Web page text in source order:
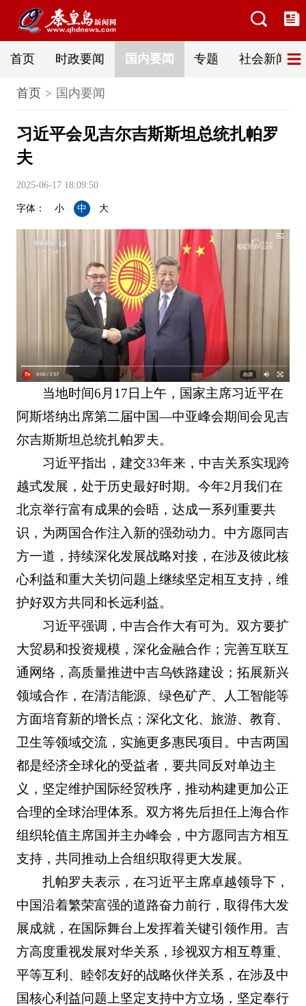
首页 时政要闻 国内要闻 专题 社会新闻
首页 国内要闻
习近平会见吉尔吉斯斯坦总统扎帕罗
夫
2025-06-17 18:09:50
字体： 小 中 大
当地时间6月17日上午，国家主席习近平在
阿斯塔纳出席第二届中国—中亚峰会期间会见吉
尔吉斯斯坦总统扎帕罗夫。
习近平指出，建交33年来，中吉关系实现跨
越式发展，处于历史最好时期。今年2月我们在
北京举行富有成果的会晤，达成一系列重要共
识，为两国合作注入新的强劲动力。中方愿同吉
方一道，持续深化发展战略对接，在涉及彼此核
心利益和重大关切问题上继续坚定相互支持，维
护好双方共同和长远利益。
习近平强调，中吉合作大有可为。双方要扩
大贸易和投资规模，深化金融合作；完善互联互
通网络，高质量推进中吉乌铁路建设；拓展新兴
领域合作，在清洁能源、绿色矿产、人工智能等
方面培育新的增长点；深化文化、旅游、教育、
卫生等领域交流，实施更多惠民项目。中吉两国
都是经济全球化的受益者，要共同反对单边主
义，坚定维护国际经贸秩序，推动构建更加公正
合理的全球治理体系。双方将先后担任上海合作
组织轮值主席国并主办峰会，中方愿同吉方相互
支持，共同推动上合组织取得更大发展。
扎帕罗夫表示，在习近平主席卓越领导下，
中国沿着繁荣富强的道路奋力前行，取得伟大发
展成就，在国际舞台上发挥着关键引领作用。吉
方高度重视发展对华关系，珍视双方相互尊重、
平等互利、睦邻友好的战略伙伴关系，在涉及中
国核心利益问题上坚定支持中方立场，坚定奉行